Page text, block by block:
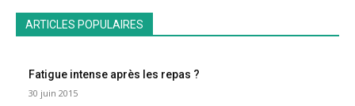
ARTICLES POPULAIRES
Fatigue intense après les repas ?
30 juin 2015